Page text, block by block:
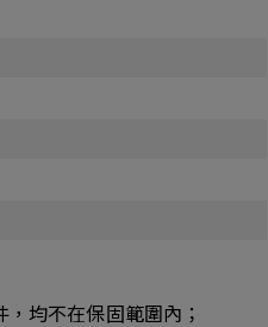
均不在保固範圍內；